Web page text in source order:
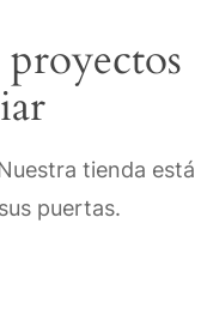
tienda está
puertas.